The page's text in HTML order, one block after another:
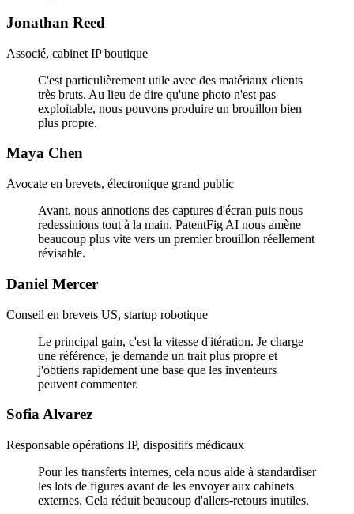
Jonathan Reed
Associé, cabinet IP boutique
C'est particulièrement utile avec des matériaux clients
très bruts. Au lieu de dire qu'une photo n'est pas
exploitable, nous pouvons produire un brouillon bien
plus propre.
Maya Chen
Avocate en brevets, électronique grand public
Avant, nous annotions des captures d'écran puis nous
redessinions tout à la main. PatentFig AI nous amène
beaucoup plus vite vers un premier brouillon réellement
révisable.
Daniel Mercer
Conseil en brevets US, startup robotique
Le principal gain, c'est la vitesse d'itération. Je charge
une référence, je demande un trait plus propre et
j'obtiens rapidement une base que les inventeurs
peuvent commenter.
Sofia Alvarez
Responsable opérations IP, dispositifs médicaux
Pour les transferts internes, cela nous aide à standardiser
les lots de figures avant de les envoyer aux cabinets
externes. Cela réduit beaucoup d'allers-retours inutiles.